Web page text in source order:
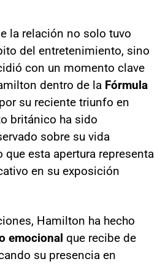
la relación no solo tuvo
del entretenimiento, sino
con un momento clave
dentro de la Fórmula
su reciente triunfo en
británico ha sido
sobre su vida
esta apertura representa
en su exposición
Hamilton ha hecho
emocional que recibe de
su presencia en